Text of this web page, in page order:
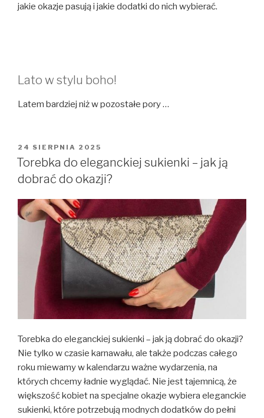
jakie okazje pasują i jakie dodatki do nich wybierać.
Lato w stylu boho!
Latem bardziej niż w pozostałe pory …
OPUBLIKOWANE
W
24 SIERPNIA 2025
Torebka do eleganckiej sukienki – jak ją
dobrać do okazji?
Torebka do eleganckiej sukienki – jak ją dobrać do okazji?
Nie tylko w czasie karnawału, ale także podczas całego
roku miewamy w kalendarzu ważne wydarzenia, na
których chcemy ładnie wyglądać. Nie jest tajemnicą, że
większość kobiet na specjalne okazje wybiera eleganckie
sukienki, które potrzebują modnych dodatków do pełni